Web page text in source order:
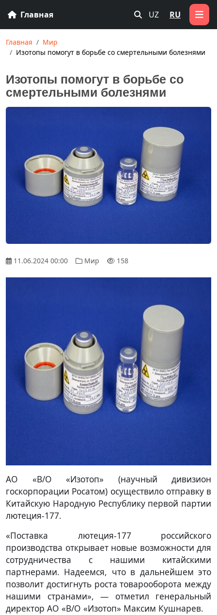
Главная UZ RU
Главная
Мир
Изотопы помогут в борьбе со смертельными болезнями
Изотопы помогут в борьбе со
смертельными болезнями
11.06.2024 00:00 Мир 158
АО «В/О «Изотоп» (научный дивизион
госкорпорации Росатом) осуществило отправку в
Китайскую Народную Республику первой партии
лютеция-177.
«Поставка лютеция-177 российского
производства открывает новые возможности для
сотрудничества с нашими китайскими
партнерами. Надеемся, что в дальнейшем это
позволит достигнуть роста товарооборота между
нашими странами», — отметил генеральный
директор АО «В/О «Изотоп» Максим Кушнарев.